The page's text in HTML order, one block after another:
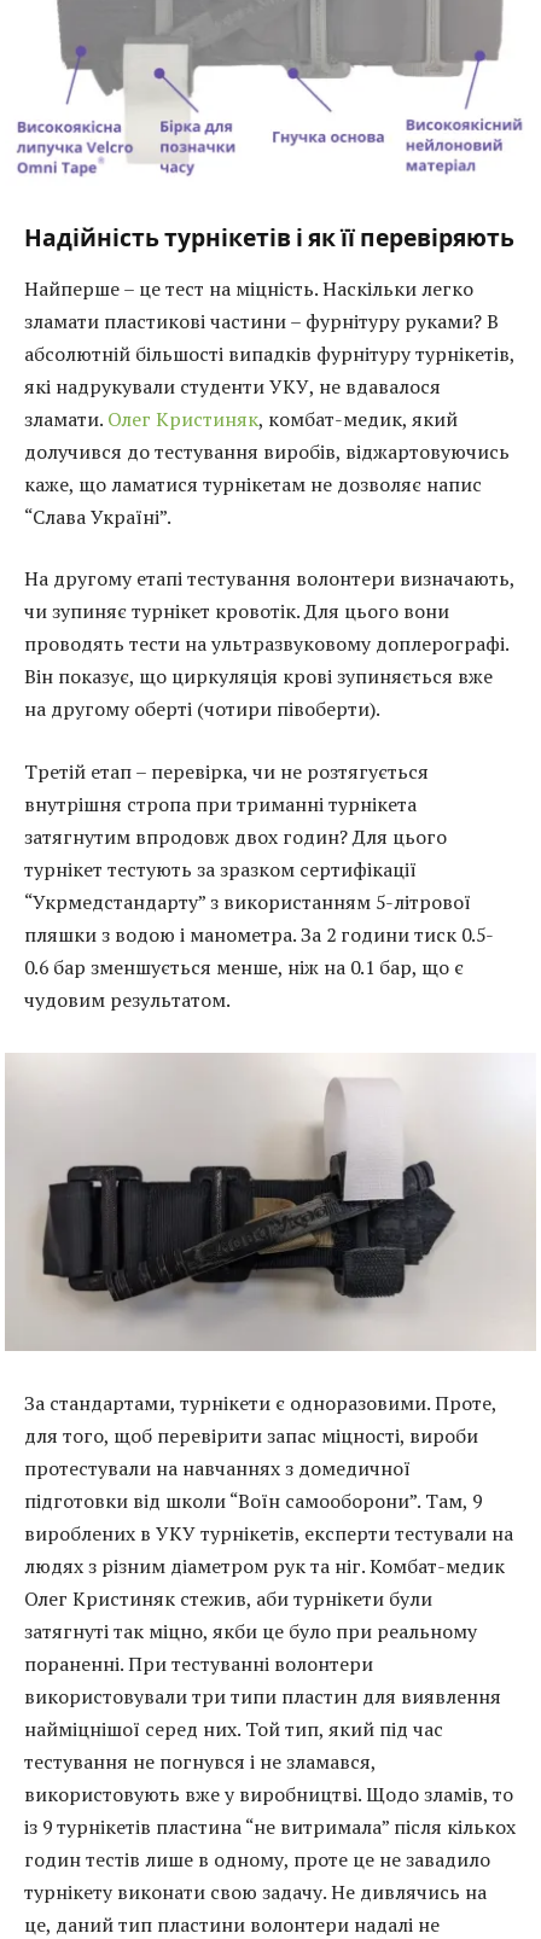
Надійність турнікетів і як її перевіряють
Найперше – це тест на міцність. Наскільки легко
зламати пластикові частини – фурнітуру руками? В
абсолютній більшості випадків фурнітуру турнікетів,
які надрукували студенти УКУ, не вдавалося
зламати. Олег Кристиняк, комбат-медик, який
долучився до тестування виробів, віджартовуючись
каже, що ламатися турнікетам не дозволяє напис
“Слава Україні”.
На другому етапі тестування волонтери визначають,
чи зупиняє турнікет кровотік. Для цього вони
проводять тести на ультразвуковому доплерографі.
Він показує, що циркуляція крові зупиняється вже
на другому оберті (чотири півоберти).
Третій етап – перевірка, чи не розтягується
внутрішня стропа при триманні турнікета
затягнутим впродовж двох годин? Для цього
турнікет тестують за зразком сертифікації
“Укрмедстандарту” з використанням 5-літрової
пляшки з водою і манометра. За 2 години тиск 0.5-
0.6 бар зменшується менше, ніж на 0.1 бар, що є
чудовим результатом.
За стандартами, турнікети є одноразовими. Проте,
для того, щоб перевірити запас міцності, вироби
протестували на навчаннях з домедичної
підготовки від школи “Воїн самооборони”. Там, 9
вироблених в УКУ турнікетів, експерти тестували на
людях з різним діаметром рук та ніг. Комбат-медик
Олег Кристиняк стежив, аби турнікети були
затягнуті так міцно, якби це було при реальному
пораненні. При тестуванні волонтери
використовували три типи пластин для виявлення
найміцнішої серед них. Той тип, який під час
тестування не погнувся і не зламався,
використовують вже у виробництві. Щодо зламів, то
із 9 турнікетів пластина “не витримала” після кількох
годин тестів лише в одному, проте це не завадило
турнікету виконати свою задачу. Не дивлячись на
це, даний тип пластини волонтери надалі не